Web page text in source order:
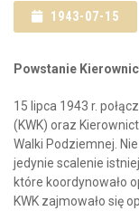
1943-07-15
Powstanie
15 lipca 1943 r.
(KWK) oraz
Walki Podziemnej.
jedynie scalenie
które koordynowało
KWK zajmowało się